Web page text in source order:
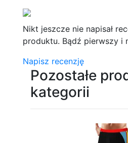
Nikt jeszcze nie napisał
produktu. Bądź pierwszy i
Napisz recenzję
Pozostałe
kategorii